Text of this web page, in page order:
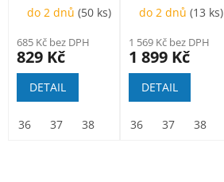
modrá
do 2 dnů(50 ks)
685 Kč bez DPH
829 Kč
DETAIL
36 37 38
do 2 dnů(13 ks)
1 569 Kč bez DPH
1 899 Kč
DETAIL
36 37 38